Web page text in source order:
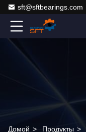
sft@sftbearings.com
Домой > Продукты >